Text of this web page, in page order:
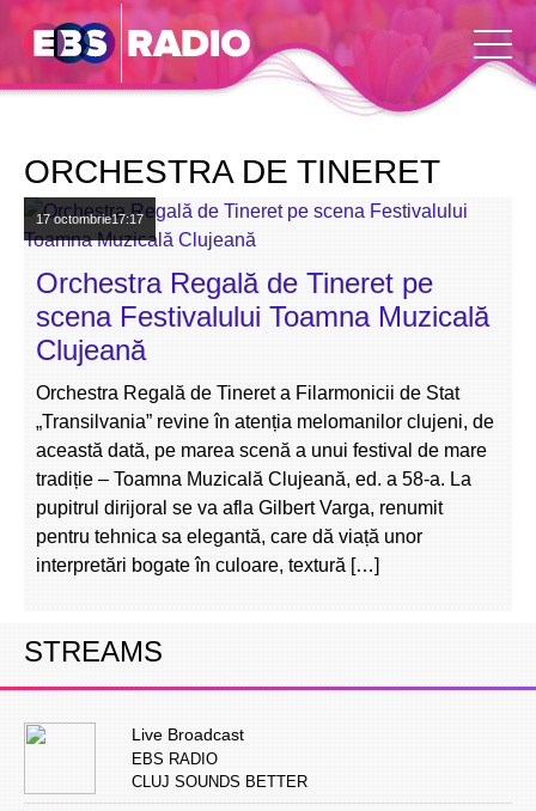
ORCHESTRA DE TINERET
17 octombrie17:17
Orchestra Regală de Tineret pe
scena Festivalului Toamna Muzicală
Clujeană
Orchestra Regală de Tineret a Filarmonicii de Stat
„Transilvania” revine în atenția melomanilor clujeni, de
această dată, pe marea scenă a unui festival de mare
tradiție – Toamna Muzicală Clujeană, ed. a 58-a. La
pupitrul dirijoral se va afla Gilbert Varga, renumit
pentru tehnica sa elegantă, care dă viață unor
interpretări bogate în culoare, textură […]
STREAMS
Live Broadcast
EBS RADIO
CLUJ SOUNDS BETTER